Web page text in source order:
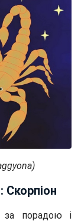
Скорпіон
за порадою і